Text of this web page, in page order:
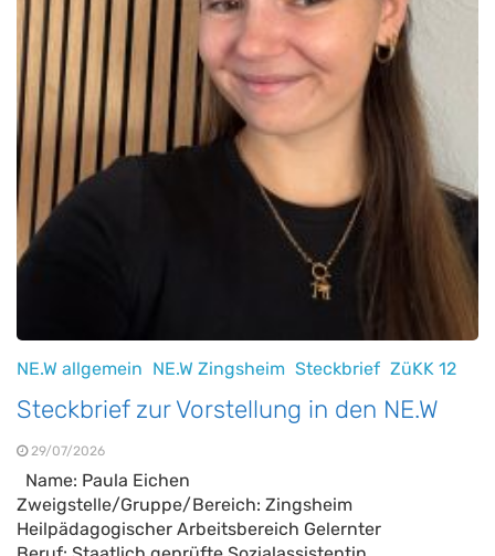
NE.W allgemein NE.W Zingsheim Steckbrief ZüKK 12
Steckbrief zur Vorstellung in den NE.W
29/07/2026
Name: Paula Eichen
Zweigstelle/Gruppe/Bereich: Zingsheim
Heilpädagogischer Arbeitsbereich Gelernter